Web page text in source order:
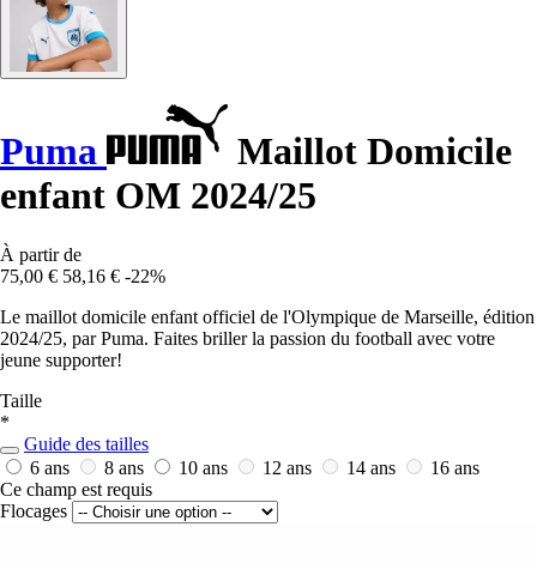
Puma
Maillot Domicile
enfant OM 2024/25
À partir de
75,00 € 58,16 € -22%
Le maillot domicile enfant officiel de l'Olympique de Marseille, édition
2024/25, par Puma. Faites briller la passion du football avec votre
jeune supporter!
Taille
*
Guide des tailles
6 ans
8 ans 10 ans 12 ans 14 ans
16 ans
Ce champ est requis
Flocages